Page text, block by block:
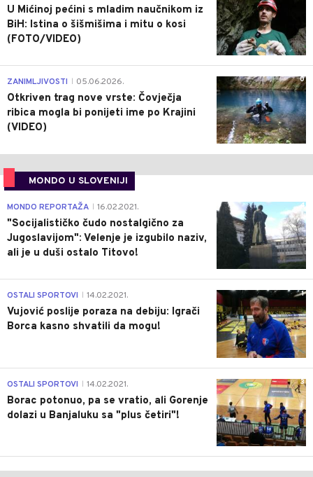
U Mićinoj pećini s mladim naučnikom iz
BiH: Istina o šišmišima i mitu o kosi
(FOTO/VIDEO)
0
ZANIMLJIVOSTI 05.06.2026.
Otkriven trag nove vrste: Čovječja
ribica mogla bi ponijeti ime po Krajini
(VIDEO)
MONDO U SLOVENIJI
4
MONDO REPORTAŽA 16.02.2021.
"Socijalističko čudo nostalgično za
Jugoslavijom": Velenje je izgubilo naziv,
ali je u duši ostalo Titovo!
1
OSTALI SPORTOVI 14.02.2021.
Vujović poslije poraza na debiju: Igrači
Borca kasno shvatili da mogu!
3
OSTALI SPORTOVI 14.02.2021.
Borac potonuo, pa se vratio, ali Gorenje
dolazi u Banjaluku sa "plus četiri"!